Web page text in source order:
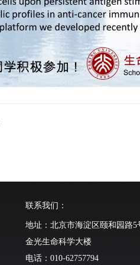
联系我们：
地址：北京市海淀区颐和园路5
金光生命科学大楼
电话：010-62757794